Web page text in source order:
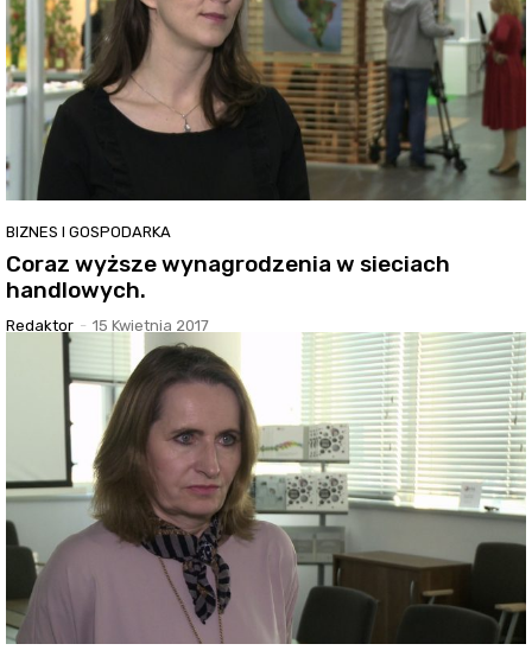
BIZNES I GOSPODARKA
Coraz wyższe wynagrodzenia w sieciach
handlowych.
Redaktor - 15 Kwietnia 2017